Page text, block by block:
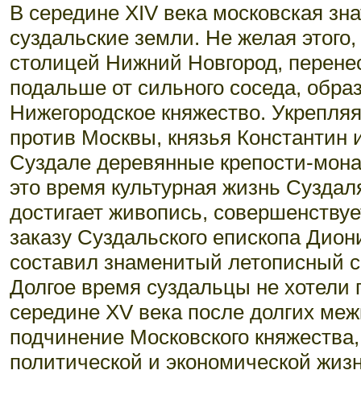
В середине XIV века московская
суздальские земли. Не желая
столицей Нижний Новгород,
подальше от сильного соседа,
Нижегородское княжество.
против Москвы, князья
Суздале деревянные крепости-
это время культурная жизнь
достигает живопись,
заказу Суздальского епископа
составил знаменитый летописный
Долгое время суздальцы не
середине XV века после долгих
подчинение Московского
политической и экономической